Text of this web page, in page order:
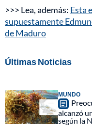
>>> Lea, además: Esta
supuestamente
de Maduro
Últimas Noticias
MUNDO
alcanzó
según la